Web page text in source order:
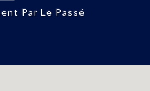
Par Le Passé